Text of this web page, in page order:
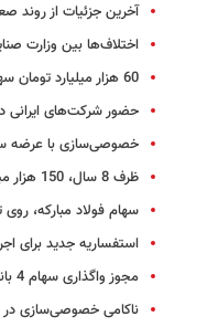
آخرین جزئیات از روند
اختلاف‌ها بین وزارت
60 هزار میلیارد تومان سهام دولتی روی میز فروش
حضور شرکت‌های ایرانی
خصوصی‌سازی با عرضه
ظرف 8 سال، 150 هزار میلیارد تومان سهام دولتی می‌فروشیم
سهام فولاد مبارکه، روی
استفساریه جدید برای
مجوز واگذاری سهام 4 بانک و 3 بیمه دولتی
ناکامی خصوصی‌سازی در